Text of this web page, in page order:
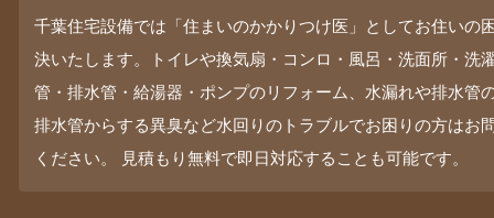
千葉住宅設備では「住まいのかかりつけ医」としてお住いの
決いたします。トイレや換気扇・コンロ・風呂・洗面所・洗
管・排水管・給湯器・ポンプのリフォーム、水漏れや排水管
排水管からする異臭など水回りのトラブルでお困りの方はお
ください。 見積もり無料で即日対応することも可能です。